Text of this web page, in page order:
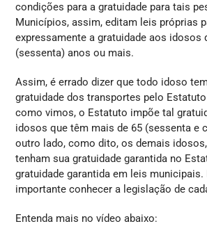
condições para a gratuidade para tais
Municípios, assim, editam leis próprias
expressamente a gratuidade aos idosos
(sessenta) anos ou mais.
Assim, é errado dizer que todo idoso
gratuidade dos transportes pelo
como vimos, o Estatuto impõe tal
idosos que têm mais de 65 (sessenta e
outro lado, como dito, os demais
tenham sua gratuidade garantida no
gratuidade garantida em leis municipais.
importante conhecer a legislação de
Entenda mais no vídeo abaixo: